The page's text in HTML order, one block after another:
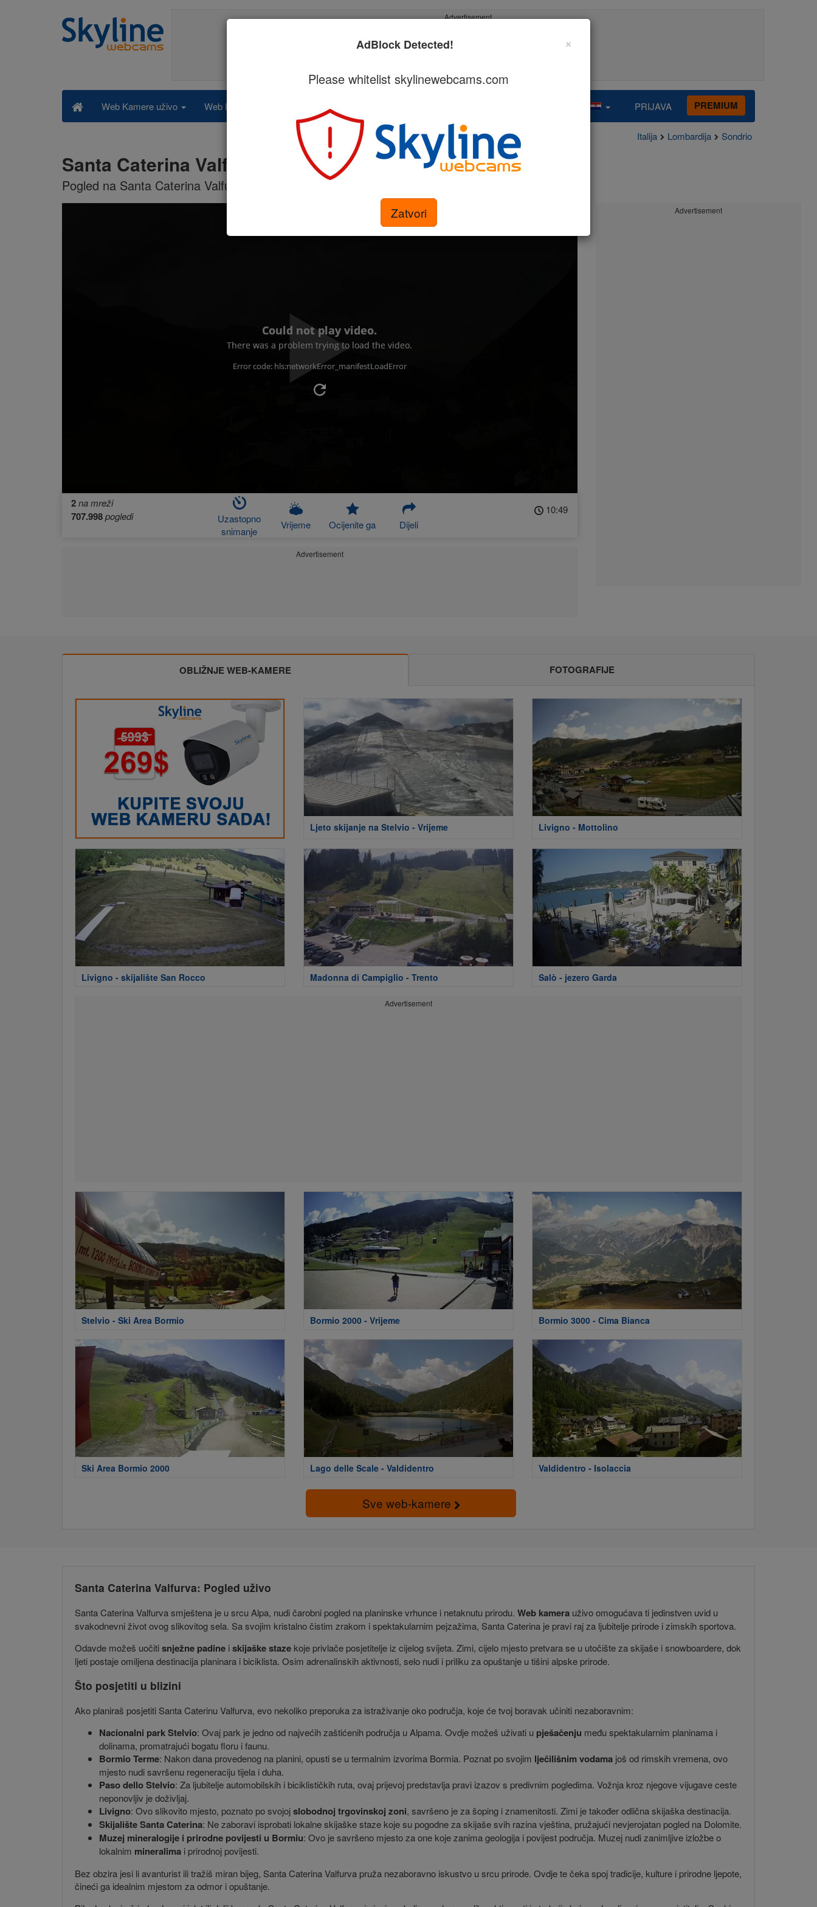
Advertisement
Web Kamere uživo Web Kamere po kategoriji PRIJAVA PREMIUM
Italija Lombardija Sondrio
Santa Caterina Valfurva - Sondrio web kamera uživo
Pogled na Santa Caterina Valfurva
Could not play video.
There was a problem trying to load the video.
Error code: hls:networkError_manifestLoadError
2na mreži
707.998pogledi
Uzastopno
snimanje
Vrijeme Ocijenite ga Dijeli
10:49
Advertisement
Advertisement
OBLIŽNJE WEB-KAMERE FOTOGRAFIJE
Ljeto skijanje na Stelvio - Vrijeme Livigno - Mottolino
Livigno - skijalište San Rocco Madonna di Campiglio - Trento Salò - jezero Garda
Advertisement
Stelvio - Ski Area Bormio Bormio 2000 - Vrijeme Bormio 3000 - Cima Bianca
Ski Area Bormio 2000 Lago delle Scale - Valdidentro Valdidentro - Isolaccia
Sve web-kamere
Santa Caterina Valfurva: Pogled uživo
Santa Caterina Valfurva smještena je u srcu Alpa, nudi čarobni pogled na planinske vrhunce i netaknutu prirodu. Web kamera uživo omogućava ti jedinstven uvid u
svakodnevni život ovog slikovitog sela. Sa svojim kristalno čistim zrakom i spektakularnim pejzažima, Santa Caterina je pravi raj za ljubitelje prirode i zimskih sportova.
Odavde možeš uočitisnježne padine iskijaške staze koje privlače posjetitelje iz cijelog svijeta. Zimi, cijelo mjesto pretvara se u utočište za skijaše i snowboardere, dok
ljeti postaje omiljena destinacija planinara i biciklista. Osim adrenalinskih aktivnosti, selo nudi i priliku za opuštanje u tišini alpske prirode.
Što posjetiti u blizini
Ako planiraš posjetiti Santa Caterinu Valfurva, evo nekoliko preporuka za istraživanje oko područja, koje će tvoj boravak učiniti nezaboravnim:
Nacionalni park Stelvio: Ovaj park je jedno od najvećih zaštićenih područja u Alpama. Ovdje možeš uživati u pješačenju među spektakularnim planinama i
dolinama, promatrajući bogatu floru i faunu.
Bormio Terme: Nakon dana provedenog na planini, opusti se u termalnim izvorima Bormia. Poznat po svojim lječilišnim vodama još od rimskih vremena, ovo
mjesto nudi savršenu regeneraciju tijela i duha.
Paso dello Stelvio: Za ljubitelje automobilskih i biciklističkih ruta, ovaj prijevoj predstavlja pravi izazov s predivnim pogledima. Vožnja kroz njegove vijugave ceste
neponovljiv je doživljaj.
Livigno: Ovo slikovito mjesto, poznato po svojojslobodnoj trgovinskoj zoni, savršeno je za šoping i znamenitosti. Zimi je također odlična skijaška destinacija.
Skijalište Santa Caterina: Ne zaboravi isprobati lokalne skijaške staze koje su pogodne za skijaše svih razina vještina, pružajući nevjerojatan pogled na Dolomite.
Muzej mineralogije i prirodne povijesti u Bormiu: Ovo je savršeno mjesto za one koje zanima geologija i povijest područja. Muzej nudi zanimljive izložbe o
lokalnim mineralima i prirodnoj povijesti.
Bez obzira jesi li avanturist ili tražiš miran bijeg, Santa Caterina Valfurva pruža nezaboravno iskustvo u srcu prirode. Ovdje te čeka spoj tradicije, kulture i prirodne ljepote,
čineći ga idealnim mjestom za odmor i opuštanje.
×
AdBlock Detected!
Please whitelist skylinewebcams.com
Zatvori